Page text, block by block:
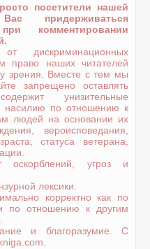
посетители нашей
придерживаться
комментировании
дискриминационных
право наших читателей
зрения. Вместе с тем мы
запрещено оставлять
унизительные
насилию по отношению к
людей на основании их
вероисповедания,
статуса ветерана,
оскорблений, угроз и
лексики.
корректно как по
по отношению к другим
и благоразумие. С